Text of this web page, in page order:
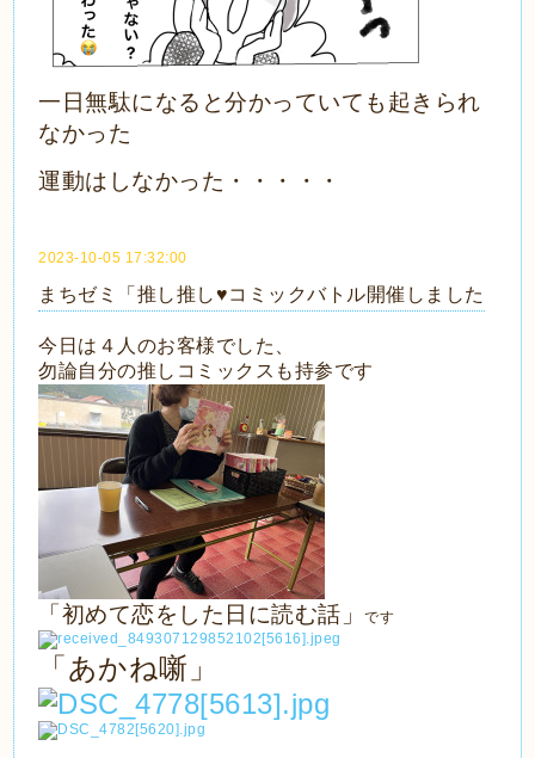
一日無駄になると分かっていても起きられ
なかった
運動はしなかった・・・・・
2023-10-05 17:32:00
まちゼミ「推し推し♥コミックバトル開催しました
今日は４人のお客様でした、
勿論自分の推しコミックスも持参です
「初めて恋をした日に読む話」です
「あかね噺」